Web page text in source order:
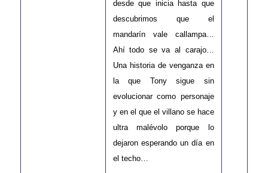
desde que inicia hasta que
descubrimos que el
mandarín vale callampa…
Ahí todo se va al carajo…
Una historia de venganza en
la que Tony sigue sin
evolucionar como personaje
y en el que el villano se hace
ultra malévolo porque lo
dejaron esperando un día en
el techo…